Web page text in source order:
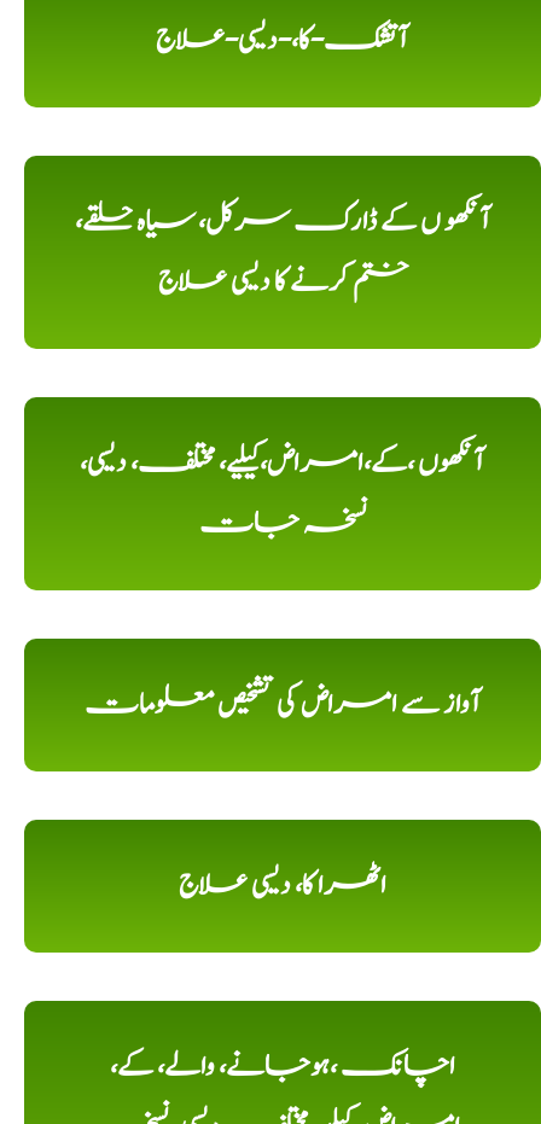
آتشک-کا،-دیسی-علاج
آنکھو ں کے ڈارک سرکل، سیاہ حلقے،
ختم کرنے کا دیسی علاج
آنکھوں ،کے،امراض،کیلیے، مختلف، دیسی،
نسخہ جات
آواز سے امراض کی تشخیص معلومات
اٹھرا کا، دیسی علاج
اچانک ،ہوجانے، والے، کے،